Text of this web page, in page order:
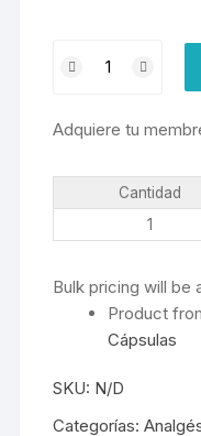
436
Adquiere tu
Cantidad
1
Bulk pricing will be
Product
Cápsulas
SKU: N/D
Categorías: